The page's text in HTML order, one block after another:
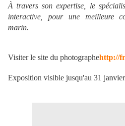
À travers son expertise, le
interactive, pour une meilleure
marin.
Visiter le site du photographehttp://
Exposition visible jusqu'au 31